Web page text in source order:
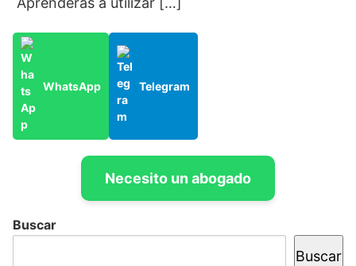
WhatsApp Telegram
Necesito un abogado
Buscar
Buscar